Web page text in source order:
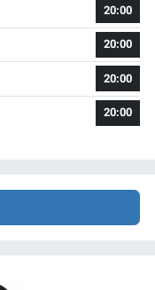
20:00
20:00
20:00
20:00